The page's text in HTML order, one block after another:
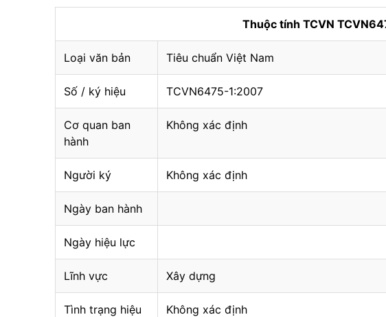
Thuộc tính TCVN
Loại văn bản Tiêu chuẩn Việt Nam
Số / ký hiệu TCVN6475-1:2007
Cơ quan ban
hành
Không xác định
Người ký Không xác định
Ngày ban hành
Ngày hiệu lực
Lĩnh vực Xây dựng
Tình trạng hiệu
Không xác định